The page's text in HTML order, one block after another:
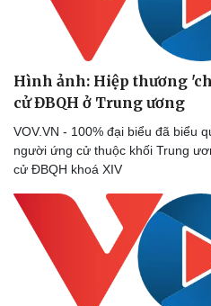
Vì cộng đồng
Hình ảnh: Hiệp thương
cử ĐBQH ở Trung ương
VOV.VN - 100% đại biểu đã biểu
người ứng cử thuộc khối Trung
cử ĐBQH khoá XIV